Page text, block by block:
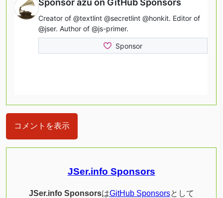
コメントを表示
JSer.info Sponsors
JSer.info SponsorsはGitHub Sponsorsとして